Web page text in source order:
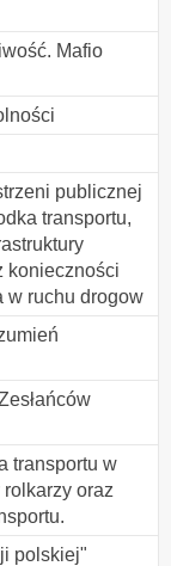
Mafio
publicznej
transportu,
konieczności
w ruchu drogow
transportu w
oraz
polskiej"